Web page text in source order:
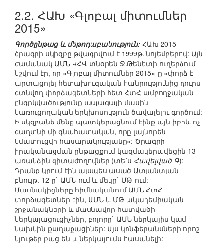
2.2. ՀԱԽ «Գլոբալ միտումներ
2015»
Գործընթաց և մեթոդաբանություն: ՀԱԽ 2015
ծրագրի սկիզբը թվագրվում է 1999թ. նոյեմբերով: Այն
ժամանակ ԱՄՆ ԿՀՎ տնօրեն Ջ.Թենետի ուղերձում
նշվում էր, որ «Գլոբալ միտումներ 2015»-ը «փորձ է
արտացոլել հետախուզական հանրությունից դուրս
գտնվող փորձագետների հետ ՀտՀ ամբողջական
ընգրկվածությունը ապագայի մասին
կառուցողական երկխոսություն ծավալելու գործում:
Ի սկզբանե մենք պատկերացնում էինք այն իբրև ոչ
գաղտնի մի գնահատական, որը լայնորեն
կմատուցվի հասարակությանը»: Ծրագրի
իրականացման ընթացքում կազմակերպվեցին 13
առանձին գիտաժողովներ (տե´ս Հավելված Գ):
Դրանք կրում էին այսպես ասած Ատլանտյան
բնույթ. 12-ը` ԱՄՆ-ում և մեկը` ՄԹ-ում:
Մասնակիցները հիմնականում ԱՄՆ ՀտՀ
փորձագետներ էին, ԱՄՆ և ՄԹ ակադեմիական
շրջանակների և մասնավոր հատվածի
ներկայացուցիչներ, բոլորը` ԱՄՆ ներկայիս կամ
նախկին քաղաքացիներ: Այս կոնֆերանսների որոշ
նյութեր բաց են և ներկայումս հասանելի: